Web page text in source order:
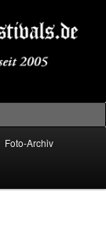
Foto-Archiv